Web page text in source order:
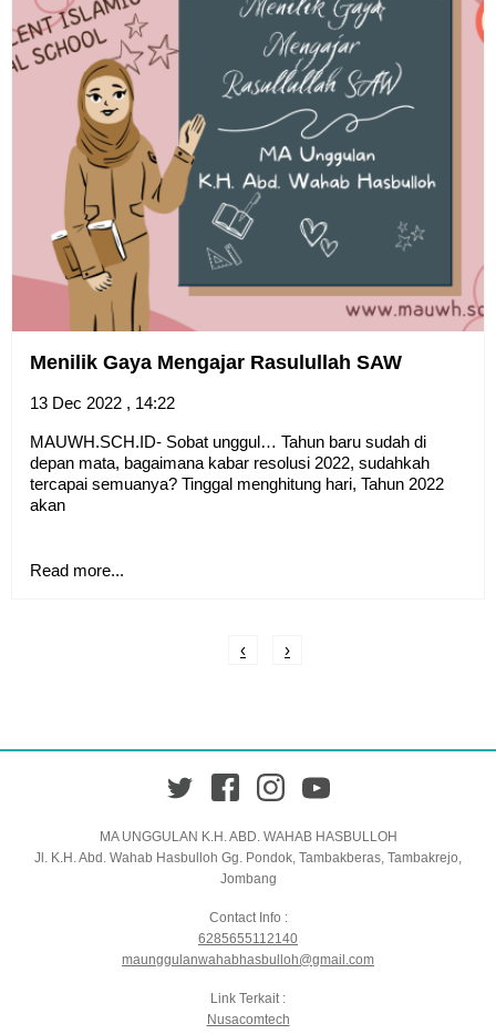
Menilik Gaya Mengajar Rasulullah SAW
13 Dec 2022 , 14:22
MAUWH.SCH.ID- Sobat unggul… Tahun baru sudah di
depan mata, bagaimana kabar resolusi 2022, sudahkah
tercapai semuanya? Tinggal menghitung hari, Tahun 2022
akan
Read more...
‹ ›
MA UNGGULAN K.H. ABD. WAHAB HASBULLOH
Jl. K.H. Abd. Wahab Hasbulloh Gg. Pondok, Tambakberas, Tambakrejo,
Jombang
Contact Info :
6285655112140
maunggulanwahabhasbulloh@gmail.com
Link Terkait :
Nusacomtech